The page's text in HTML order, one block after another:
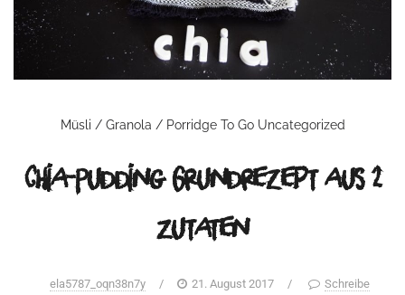
Müsli / Granola / Porridge To Go Uncategorized
Chia-Pudding Grundrezept aus 2
Zutaten
ela5787_oqn38n7y / 21. August 2017 /
Schreibe